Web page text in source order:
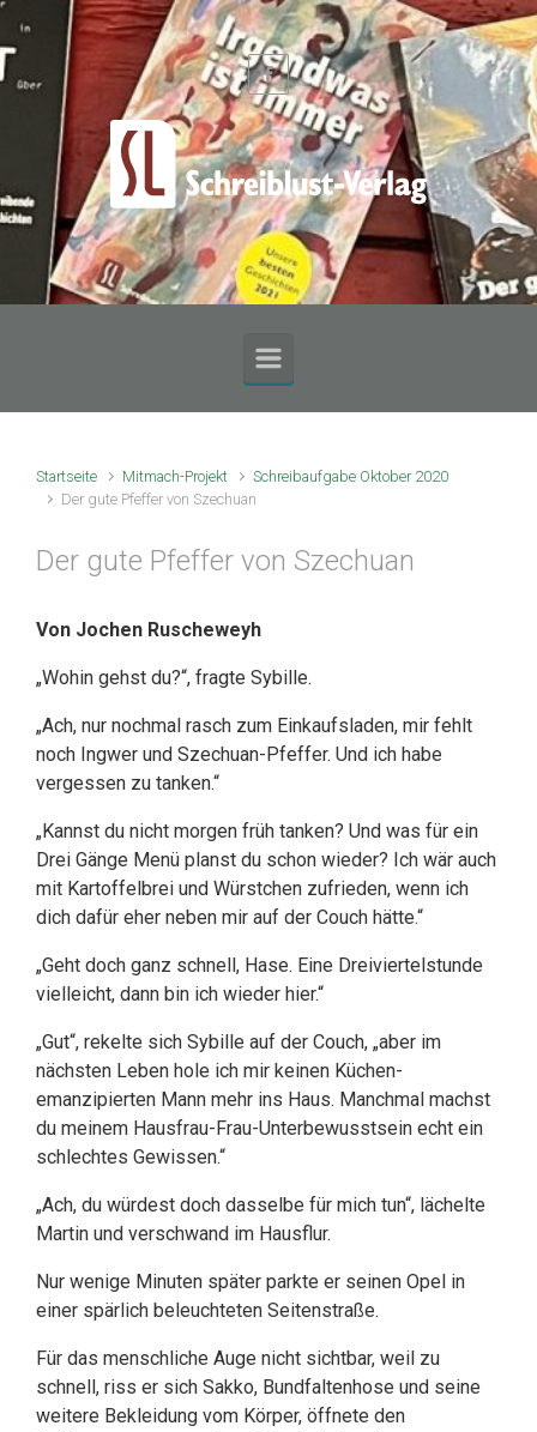
Zum Hauptinhalt springen
Startseite Mitmach-Projekt
Schreibaufgabe Oktober 2020
Der gute Pfeffer von Szechuan
Der gute Pfeffer von Szechuan
Von Jochen Ruscheweyh
„Wohin gehst du?“, fragte Sybille.
„Ach, nur nochmal rasch zum Einkaufsladen, mir fehlt
noch Ingwer und Szechuan-Pfeffer. Und ich habe
vergessen zu tanken.“
„Kannst du nicht morgen früh tanken? Und was für ein
Drei Gänge Menü planst du schon wieder? Ich wär auch
mit Kartoffelbrei und Würstchen zufrieden, wenn ich
dich dafür eher neben mir auf der Couch hätte.“
„Geht doch ganz schnell, Hase. Eine Dreiviertelstunde
vielleicht, dann bin ich wieder hier.“
„Gut“, rekelte sich Sybille auf der Couch, „aber im
nächsten Leben hole ich mir keinen Küchen-
emanzipierten Mann mehr ins Haus. Manchmal machst
du meinem Hausfrau-Frau-Unterbewusstsein echt ein
schlechtes Gewissen.“
„Ach, du würdest doch dasselbe für mich tun“, lächelte
Martin und verschwand im Hausflur.
Nur wenige Minuten später parkte er seinen Opel in
einer spärlich beleuchteten Seitenstraße.
Für das menschliche Auge nicht sichtbar, weil zu
schnell, riss er sich Sakko, Bundfaltenhose und seine
weitere Bekleidung vom Körper, öffnete den